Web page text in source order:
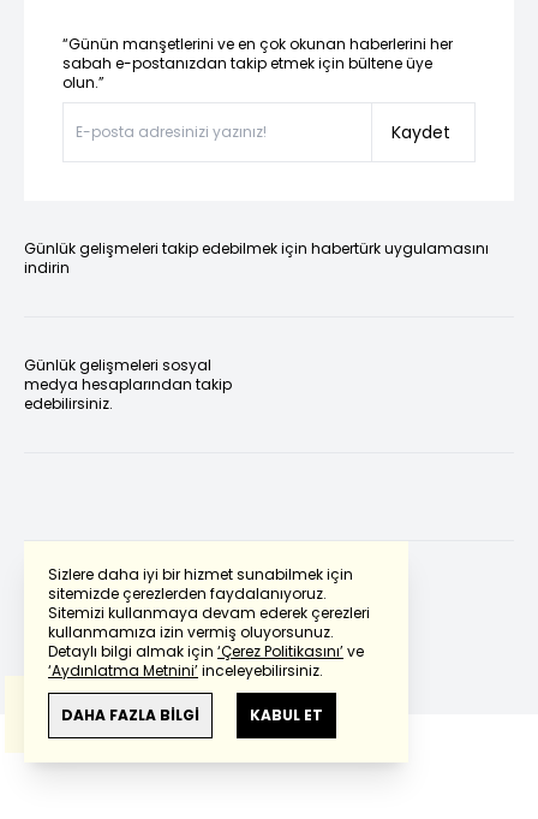
Sizlere daha iyi bir hizmet sunabilmek için
sitemizde çerezlerden faydalanıyoruz.
Sitemizi kullanmaya devam ederek çerezleri
kullanmamıza izin vermiş oluyorsunuz.
Detaylı bilgi almak için ‘Çerez Politikasını’ve
‘Aydınlatma Metnini’inceleyebilirsiniz.
DAHA FAZLA BİLGİ KABUL ET
“Günün manşetlerini ve en çok okunan haberlerini her
sabah e-postanızdan takip etmek için bültene üye
olun.”
Kaydet
Günlük gelişmeleri takip edebilmek için habertürk uygulamasını
indirin
Günlük gelişmeleri sosyal
medya hesaplarından takip
edebilirsiniz.
Powered by Translate
Bu çevirideGoogle Transletekullanılmıştır.
Anlam ve çeviri hatalarından
haberturk.com
sorumlu değildir.